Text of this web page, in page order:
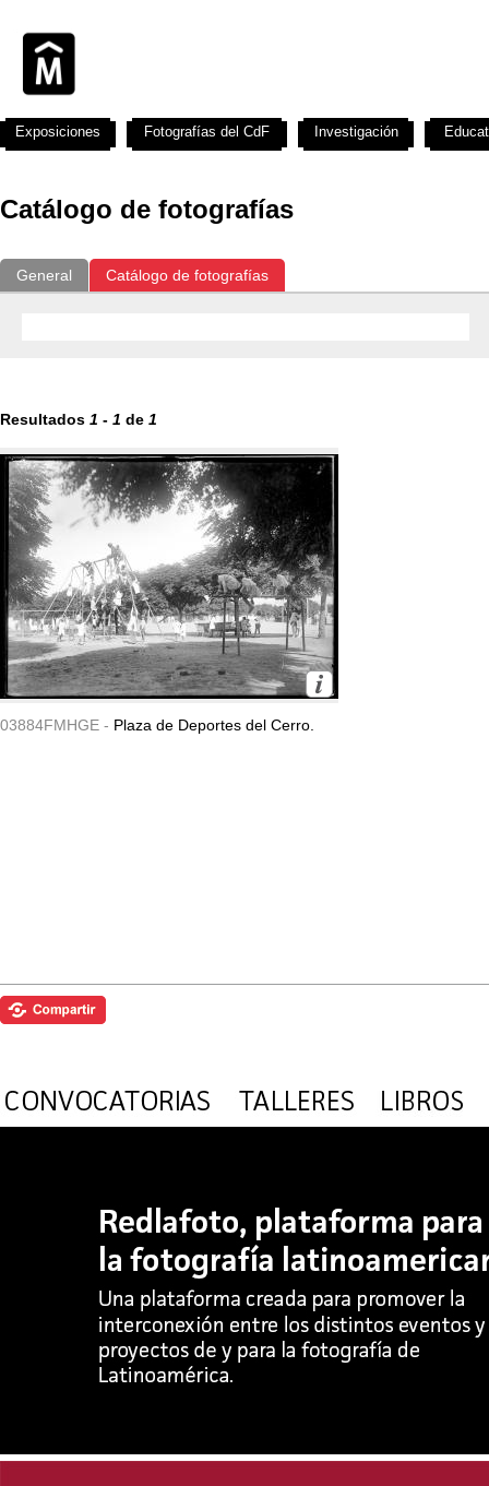
Catálogo de fotografías
General Catálogo de fotografías
Resultados 1 - 1 de 1
03884FMHGE - Plaza de Deportes del Cerro.
Exposiciones Fotografías del CdF Investigación